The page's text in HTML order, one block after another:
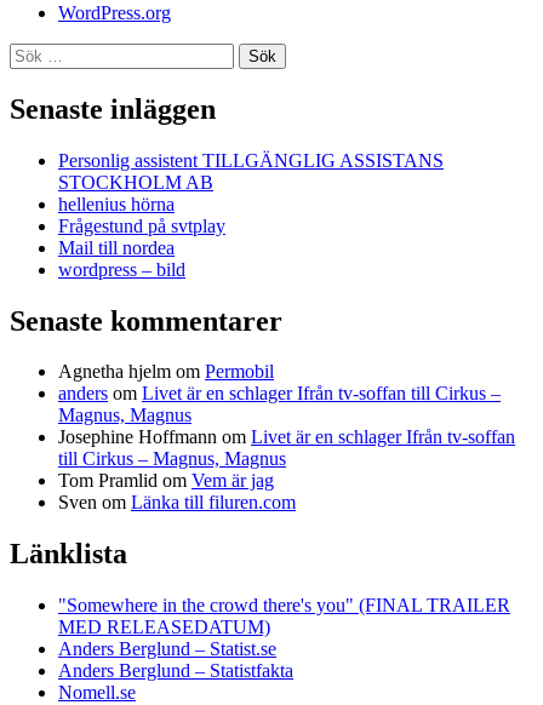
WordPress.org
Sök
efter:
Senaste inläggen
Personlig assistent TILLGÄNGLIG ASSISTANS
STOCKHOLM AB
hellenius hörna
Frågestund på svtplay
Mail till nordea
wordpress – bild
Senaste kommentarer
Agnetha hjelm om Permobil
anders om Livet är en schlager Ifrån tv-soffan till Cirkus –
Magnus, Magnus
Josephine Hoffmann om Livet är en schlager Ifrån tv-soffan
till Cirkus – Magnus, Magnus
Tom Pramlid om Vem är jag
Sven om Länka till filuren.com
Länklista
"Somewhere in the crowd there's you" (FINAL TRAILER
MED RELEASEDATUM)
Anders Berglund – Statist.se
Anders Berglund – Statistfakta
Nomell.se